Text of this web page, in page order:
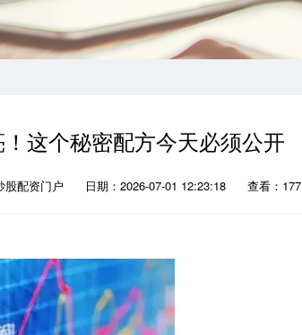
这个秘密配方今天必须公开
股配资门户 日期：2026-07-01 12:23:18 查看：177